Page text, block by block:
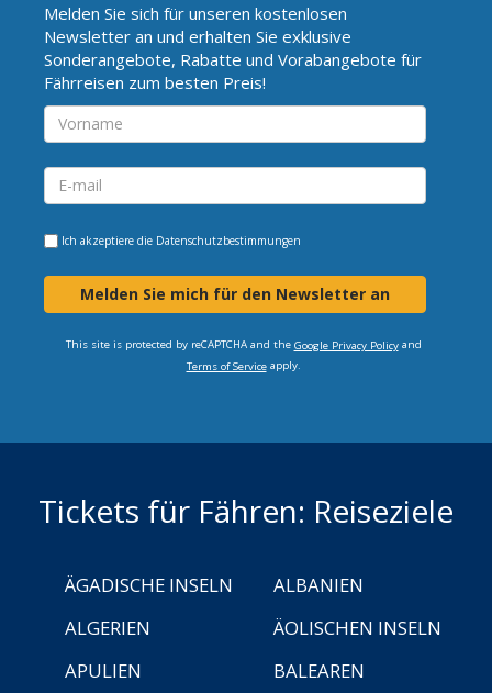
Melden Sie sich für unseren kostenlosen
Newsletter an und erhalten Sie exklusive
Sonderangebote, Rabatte und Vorabangebote für
Fährreisen zum besten Preis!
Ich akzeptiere die Datenschutzbestimmungen
Melden Sie mich für den Newsletter an
This site is protected by reCAPTCHA and the Google Privacy Policyand
Terms of Serviceapply.
Tickets für Fähren: Reiseziele
ÄGADISCHE INSELN
ALBANIEN
ALGERIEN
ÄOLISCHEN INSELN
APULIEN
BALEAREN